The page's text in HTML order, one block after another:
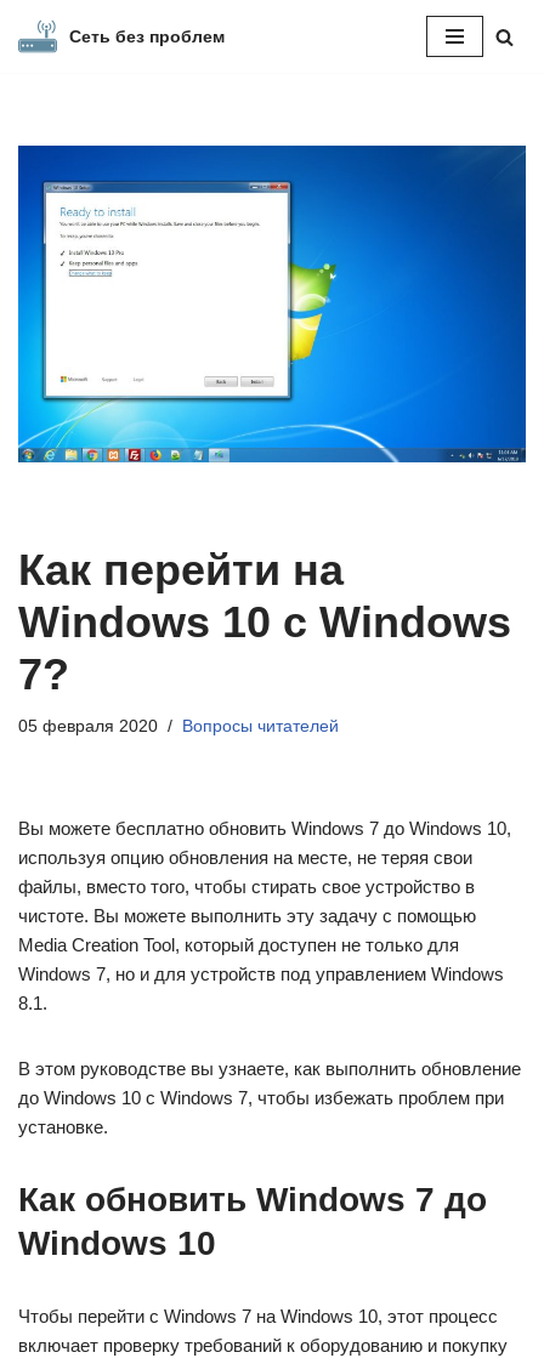
Сеть без проблем
Как перейти на
Windows 10 с Windows
7?
05 февраля 2020 Вопросы читателей
Вы можете бесплатно обновить Windows 7 до Windows 10,
используя опцию обновления на месте, не теряя свои
файлы, вместо того, чтобы стирать свое устройство в
чистоте. Вы можете выполнить эту задачу с помощью
Media Creation Tool, который доступен не только для
Windows 7, но и для устройств под управлением Windows
8.1.
В этом руководстве вы узнаете, как выполнить обновление
до Windows 10 с Windows 7, чтобы избежать проблем при
установке.
Как обновить Windows 7 до
Windows 10
Чтобы перейти с Windows 7 на Windows 10, этот процесс
включает проверку требований к оборудованию и покупку